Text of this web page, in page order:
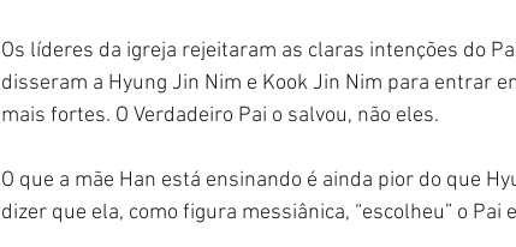
Os líderes da igreja rejeitaram as claras intenções do
disseram a Hyung Jin Nim e Kook Jin Nim para entrar
mais fortes. O Verdadeiro Pai o salvou, não eles.
O que a mãe Han está ensinando é ainda pior do que
dizer que ela, como figura messiânica, “escolheu” o